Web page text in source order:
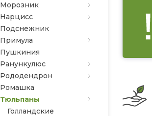
Морозник
Нарцисс
Подснежник
Примула
Пушкиния
Ранункулюс
Рододендрон
Ромашка
Тюльпаны
Голландские